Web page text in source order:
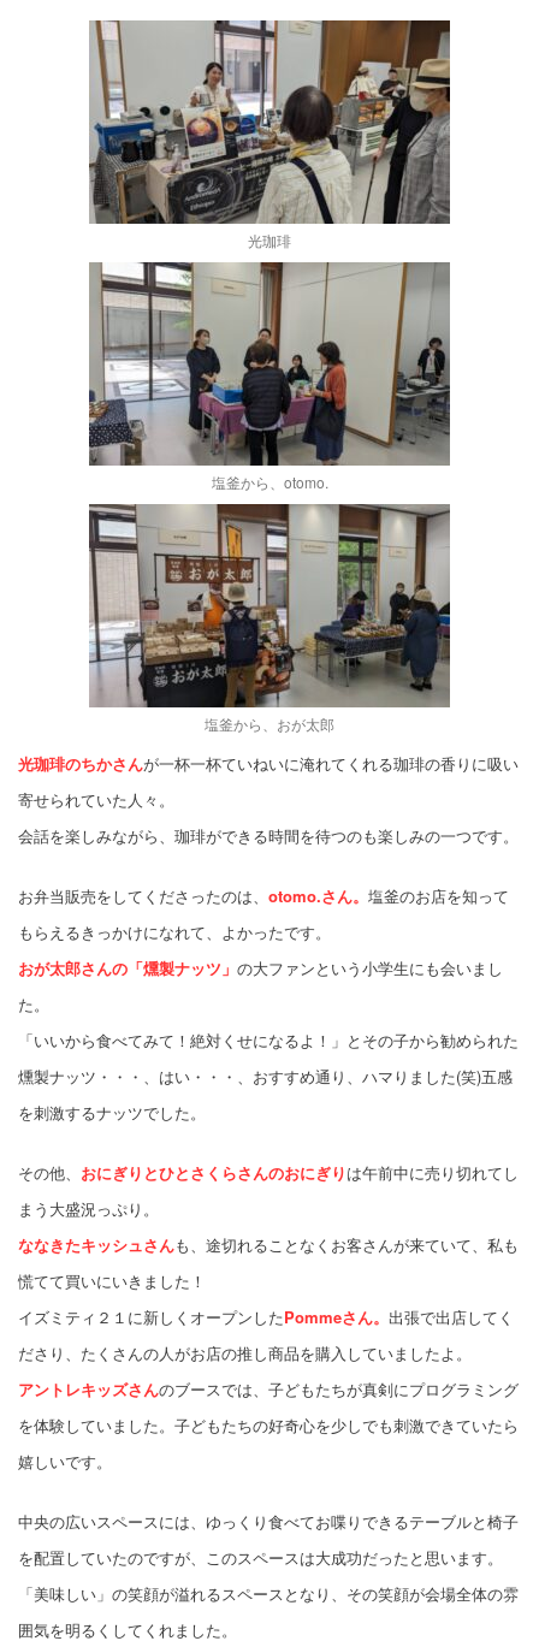
光珈琲
塩釜から、otomo.
塩釜から、おが太郎
光珈琲のちかさんが一杯一杯ていねいに淹れてくれる珈琲の香りに吸い
寄せられていた人々。
会話を楽しみながら、珈琲ができる時間を待つのも楽しみの一つです。
お弁当販売をしてくださったのは、 otomo.さん。 塩釜のお店を知って
もらえるきっかけになれて、よかったです。
おが太郎さんの「燻製ナッツ」 の大ファンという小学生にも会いまし
た。
「いいから食べてみて！絶対くせになるよ！」とその子から勧められた
燻製ナッツ・・・、はい・・・、おすすめ通り、ハマりました(笑)五感
を刺激するナッツでした。
その他、 おにぎりとひとさくらさんのおにぎりは午前中に売り切れてし
まう大盛況っぷり。
ななきたキッシュさんも、途切れることなくお客さんが来ていて、私も
慌てて買いにいきました！
イズミティ２１に新しくオープンしたPommeさん。 出張で出店してく
ださり、たくさんの人がお店の推し商品を購入していましたよ。
アントレキッズさんのブースでは、子どもたちが真剣にプログラミング
を体験していました。子どもたちの好奇心を少しでも刺激できていたら
嬉しいです。
中央の広いスペースには、ゆっくり食べてお喋りできるテーブルと椅子
を配置していたのですが、このスペースは大成功だったと思います。
「美味しい」の笑顔が溢れるスペースとなり、その笑顔が会場全体の雰
囲気を明るくしてくれました。